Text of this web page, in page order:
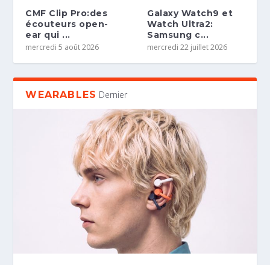
CMF Clip Pro:des
écouteurs open-
ear qui ...
mercredi 5 août 2026
Galaxy Watch9 et
Watch Ultra2:
Samsung c...
mercredi 22 juillet 2026
WEARABLES Dernier